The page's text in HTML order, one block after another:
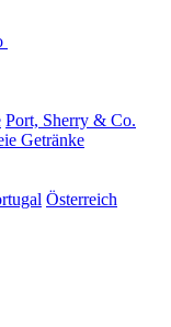
Port, Sherry & Co.
Getränke
Österreich